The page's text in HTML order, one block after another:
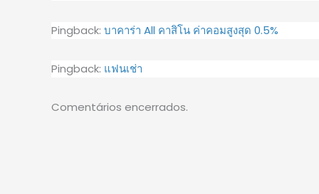
Pingback: บาคาร่า All คาสิโน ค่าคอมสูงสุด 0.5%
Pingback: แฟนเช่า
Comentários encerrados.